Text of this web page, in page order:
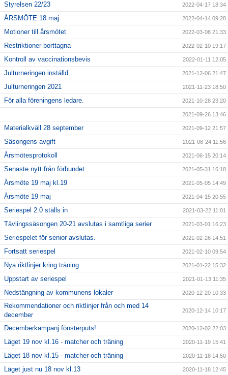
Styrelsen 22/23 2022-04-17 18:34
ÅRSMÖTE 18 maj 2022-04-14 09:28
Motioner till årsmötet 2022-03-08 21:33
Restriktioner borttagna 2022-02-10 19:17
Kontroll av vaccinationsbevis 2022-01-11 12:05
Julturneringen inställd 2021-12-06 21:47
Julturneringen 2021 2021-11-23 18:50
För alla föreningens ledare. 2021-10-28 23:20
2021-09-26 13:46
Materialkväll 28 september 2021-09-12 21:57
Säsongens avgift 2021-08-24 11:56
Årsmötesprotokoll 2021-06-15 20:14
Senaste nytt från förbundet 2021-05-31 16:18
Årsmöte 19 maj kl.19 2021-05-05 14:49
Årsmöte 19 maj 2021-04-15 20:55
Seriespel 2.0 ställs in 2021-03-22 11:01
Tävlingssäsongen 20-21 avslutas i samtliga serier 2021-03-01 16:23
Seriespelet för senior avslutas. 2021-02-26 14:51
Fortsatt seriespel 2021-02-10 09:54
Nya riktlinjer kring träning 2021-01-22 15:32
Uppstart av seriespel 2021-01-13 11:35
Nedstängning av kommunens lokaler 2020-12-20 10:33
Rekommendationer och riktlinjer från och med 14
december
2020-12-14 10:17
Decemberkampanj fönsterputs! 2020-12-02 22:03
Läget 19 nov kl.16 - matcher och träning 2020-11-19 15:41
Läget 18 nov kl.15 - matcher och träning 2020-11-18 14:50
Läget just nu 18 nov kl.13 2020-11-18 12:45